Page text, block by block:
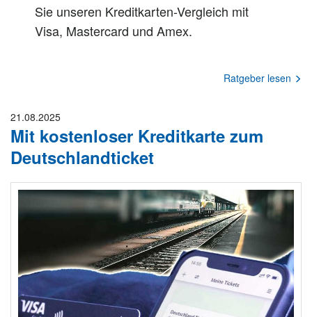
Sie unseren Kreditkarten-Vergleich mit
Visa, Mastercard und Amex.
Ratgeber lesen
21.08.2025
Mit kostenloser Kreditkarte zum
Deutschlandticket